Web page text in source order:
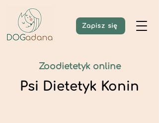
Zapisz się
Zoodietetyk online
Psi Dietetyk Konin